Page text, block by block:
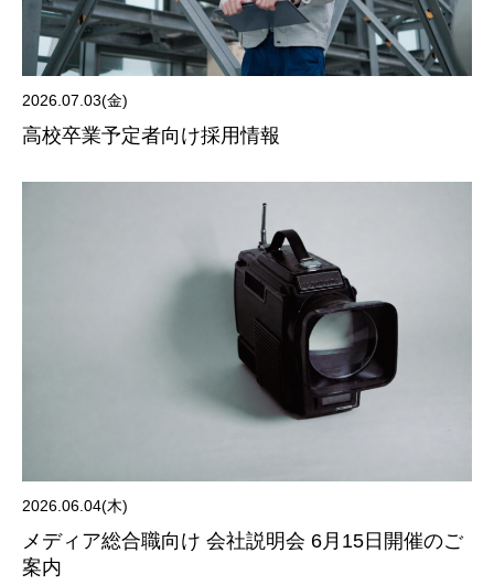
2026.07.03(金)
高校卒業予定者向け採用情報
2026.06.04(木)
メディア総合職向け 会社説明会 6月15日開催のご
案内